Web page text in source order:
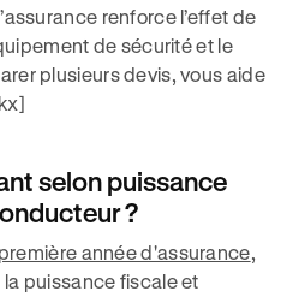
renforce l’effet de
de sécurité et le
plusieurs devis, vous aide
selon puissance
?
première année d'assurance,
puissance fiscale et